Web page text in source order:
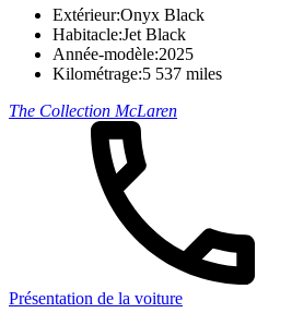
Extérieur:Onyx Black
Habitacle:Jet Black
Année-modèle:2025
Kilométrage:5 537 miles
The Collection McLaren
Présentation de la voiture